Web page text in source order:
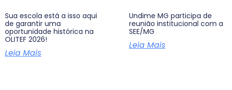
Sua escola está a isso aqui
de garantir uma
oportunidade histórica na
OLITEF 2026!
Leia Mais
Undime MG participa de
reunião institucional com a
SEE/MG
Leia Mais